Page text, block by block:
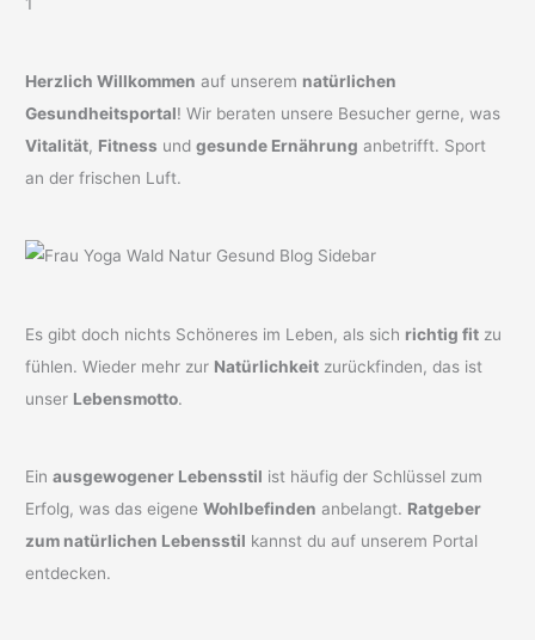
Herzlich Willkommen auf unserem natürlichen
Gesundheitsportal! Wir beraten unsere Besucher gerne, was
Vitalität, Fitness undgesunde Ernährung anbetrifft. Sport
an der frischen Luft.
Es gibt doch nichts Schöneres im Leben, als sich richtig fit zu
fühlen. Wieder mehr zur Natürlichkeit zurückfinden, das ist
unser Lebensmotto.
Einausgewogener Lebensstil ist häufig der Schlüssel zum
Erfolg, was das eigeneWohlbefinden anbelangt. Ratgeber
zum natürlichen Lebensstil kannst du auf unserem Portal
entdecken.